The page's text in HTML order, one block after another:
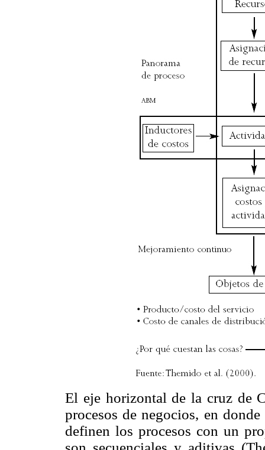
El eje horizontal de la cruz de
procesos de negocios, en
definen los procesos con un